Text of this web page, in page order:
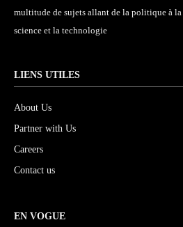
multitude de sujets allant de la politique à la
science et la technologie
LIENS UTILES
About Us
Partner with Us
Careers
Contact us
EN VOGUE